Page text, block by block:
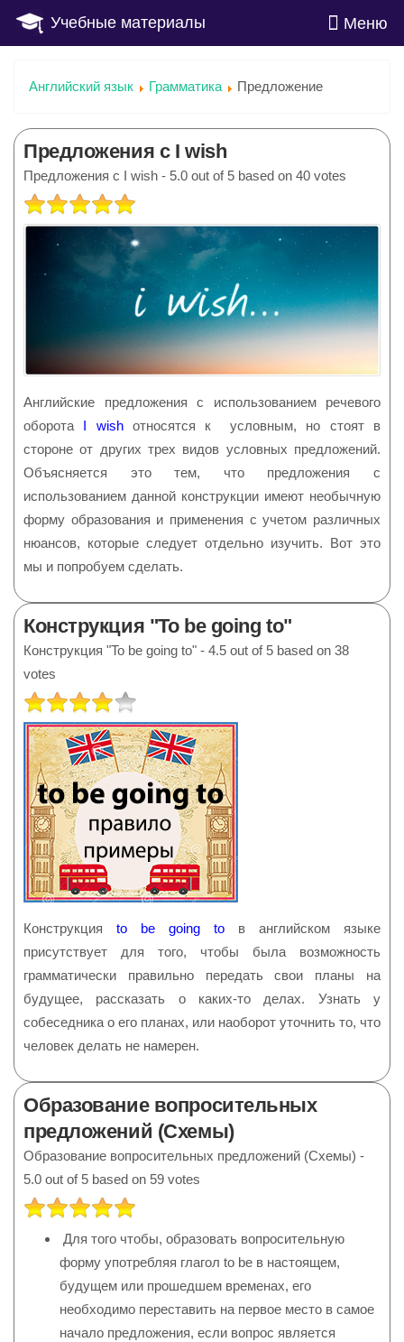
Учебные материалы Меню
Английский язык Грамматика Предложение
Предложения с I wish
Предложения с I wish - 5.0 out of 5 based on 40 votes
РЕЙТИНГ:
5
/5
Английские предложения с использованием речевого
оборотаI wish относятся к условным, но стоят в
стороне от других трех видов условных предложений.
Объясняется это тем, что предложения с
использованием данной конструкции имеют необычную
форму образования и применения с учетом различных
нюансов, которые следует отдельно изучить. Вот это
мы и попробуем сделать.
Конструкция "To be going to"
Конструкция "To be going to" - 4.5 out of 5 based on 38
votes
РЕЙТИНГ:
Конструкция to be going to в английском языке
присутствует для того, чтобы была возможность
грамматически правильно передать свои планы на
будущее, рассказать о каких-то делах. Узнать у
собеседника о его планах, или наоборот уточнить то, что
человек делать не намерен.
Образование вопросительных
предложений (Схемы)
Образование вопросительных предложений (Схемы) -
5.0 out of 5 based on 59 votes
РЕЙТИНГ:
Для того чтобы, образовать вопросительную
форму употребляя глагол to be в настоящем,
будущем или прошедшем временах, его
необходимо переставить на первое место в самое
начало предложения, если вопрос является